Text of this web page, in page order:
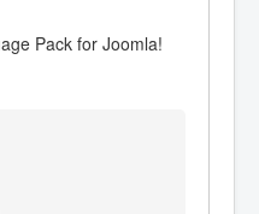
Pack for Joomla!